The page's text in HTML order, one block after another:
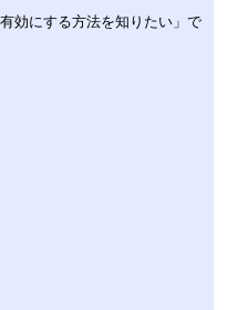
効にする方法を知りたい」で